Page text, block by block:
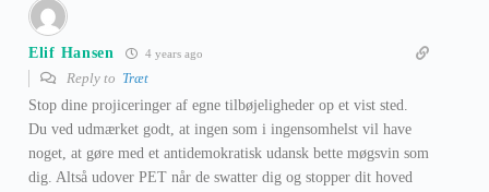
Elif Hansen 4 years ago
Reply to Træt
Stop dine projiceringer af egne tilbøjeligheder op et vist sted.
Du ved udmærket godt, at ingen som i ingensomhelst vil have
noget, at gøre med et antidemokratisk udansk bette møgsvin som
dig. Altså udover PET når de swatter dig og stopper dit hoved